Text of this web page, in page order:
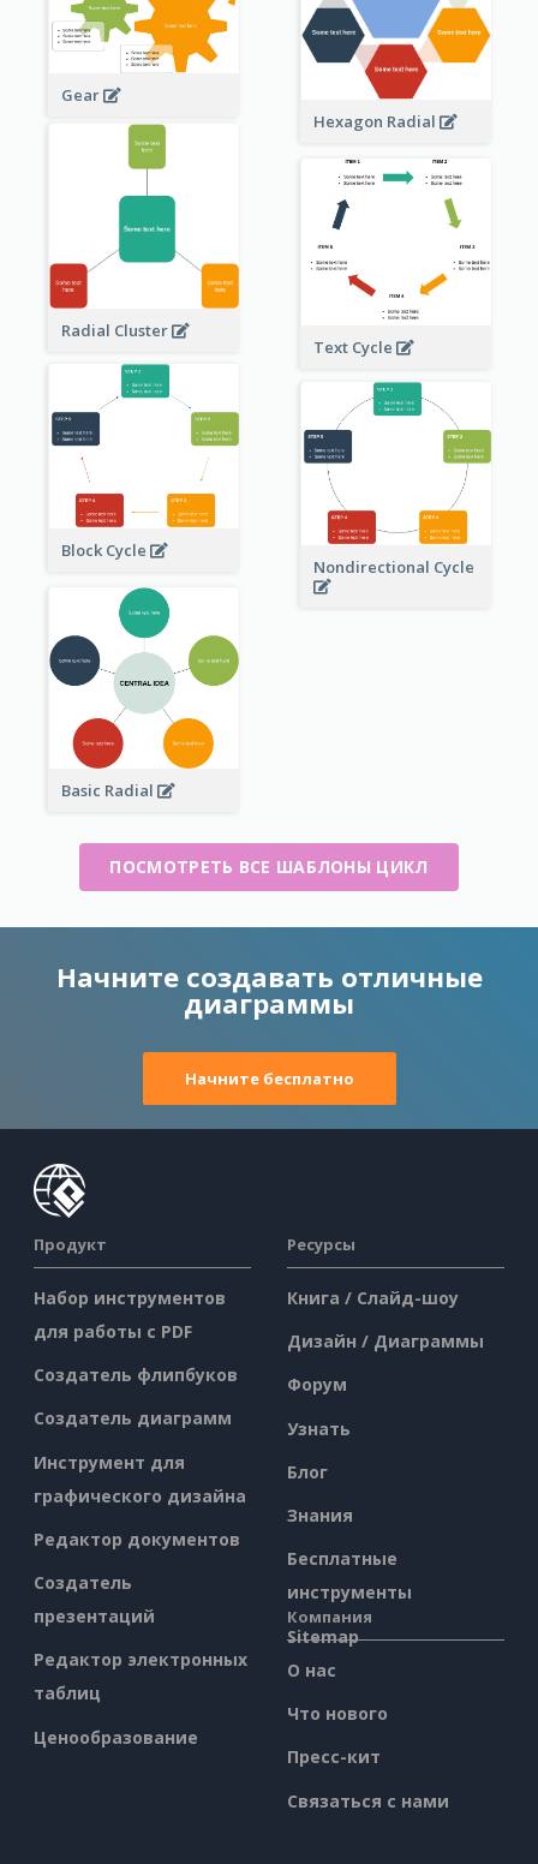
Hexagon Radial
Gear
Radial Cluster
Text Cycle
Block Cycle
Nondirectional Cycle
Basic Radial
ПОСМОТРЕТЬ ВСЕ ШАБЛОНЫ ЦИКЛ
Начните создавать отличные
диаграммы
Начните бесплатно
Продукт
Набор инструментов
для работы с PDF
Создатель флипбуков
Создатель диаграмм
Инструмент для
графического дизайна
Редактор документов
Создатель
презентаций
Редактор электронных
таблиц
Ценообразование
Ресурсы
Книга / Слайд-шоу
Дизайн / Диаграммы
Форум
Узнать
Блог
Знания
Бесплатные
инструменты
Sitemap
Компания
О нас
Что нового
Пресс-кит
Связаться с нами